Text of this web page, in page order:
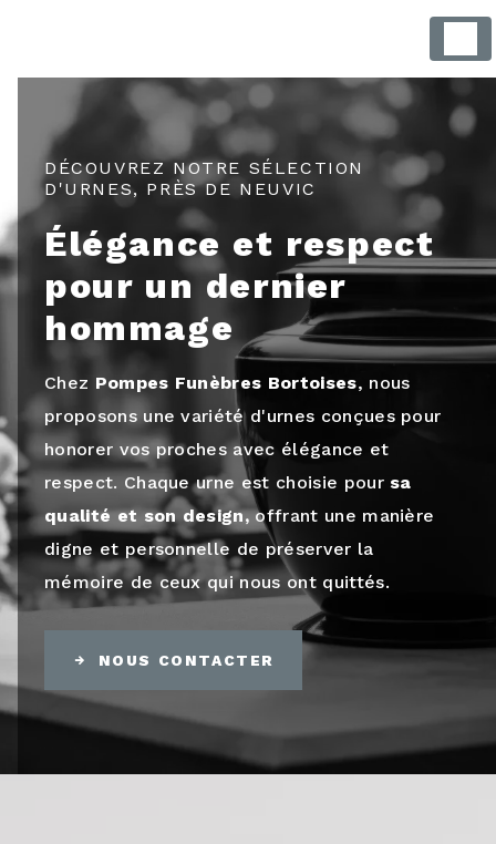
DÉCOUVREZ NOTRE SÉLECTION
D'URNES, PRÈS DE NEUVIC
Élégance et respect
pour un dernier
hommage
Chez Pompes Funèbres Bortoises, nous
proposons une variété d'urnes conçues pour
honorer vos proches avec élégance et
respect. Chaque urne est choisie poursa
qualité et son design,offrant une manière
digne et personnelle de préserver la
mémoire de ceux qui nous ont quittés.
NOUS CONTACTER
Panneau de gestion des cookies